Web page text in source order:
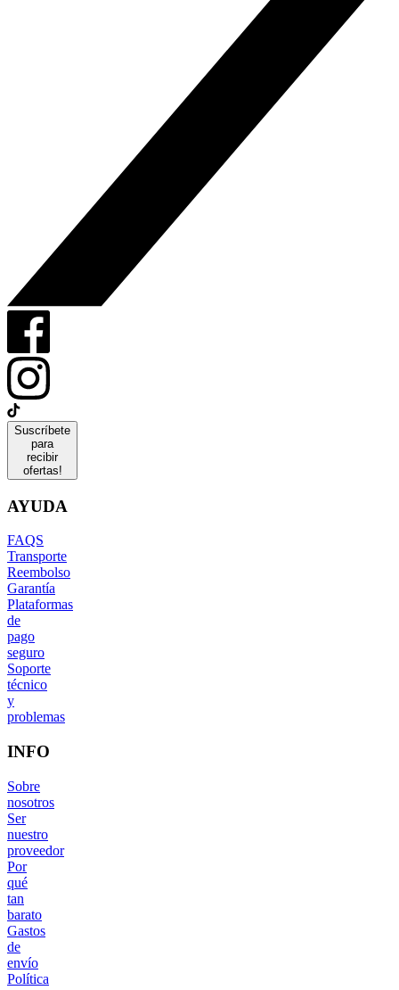
Suscríbete
para
recibir
ofertas!
AYUDA
FAQS
Transporte
Reembolso
Garantía
Plataformas
de
pago
seguro
Soporte
técnico
y
problemas
INFO
Sobre
nosotros
Ser
nuestro
proveedor
Por
qué
tan
barato
Gastos
de
envío
Política